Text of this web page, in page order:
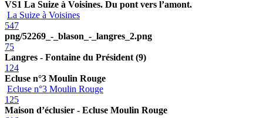
VS1 La Suize à Voisines. Du pont vers l’amont.
La Suize à Voisines
547
png/52269_-_blason_-_langres_2.png
75
Langres - Fontaine du Président (9)
124
Ecluse n°3 Moulin Rouge
Ecluse n°3 Moulin Rouge
125
Maison d’éclusier - Ecluse Moulin Rouge